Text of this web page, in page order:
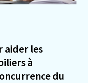
aider les
à
du